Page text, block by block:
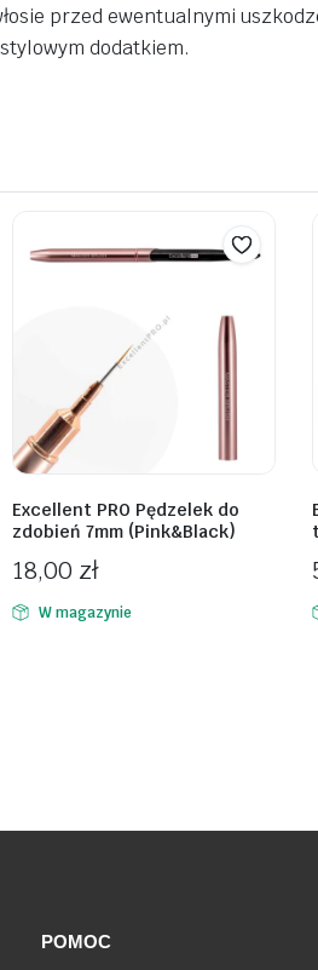
przed ewentualnymi
dodatkiem.
Excellent PRO Pędzelek do
zdobień 7mm (Pink&Black)
18,00 zł
W magazynie
POMOC